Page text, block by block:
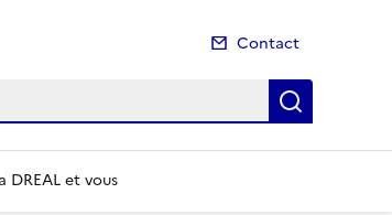
Contact
DREAL et vous